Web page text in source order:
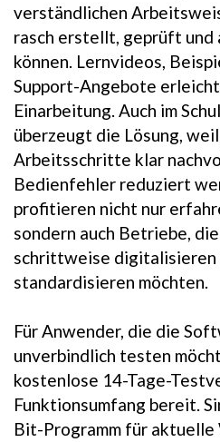
verständlichen
rasch erstellt, geprüft und
können. Lernvideos,
Support-Angebote
Einarbeitung. Auch im
überzeugt die Lösung,
Arbeitsschritte klar
Bedienfehler reduziert
profitieren nicht nur
sondern auch Betriebe,
schrittweise digitalisieren
standardisieren möchten.
Für Anwender, die die
unverbindlich testen
kostenlose 14-Tage-
Funktionsumfang bereit.
Bit-Programm für aktuelle